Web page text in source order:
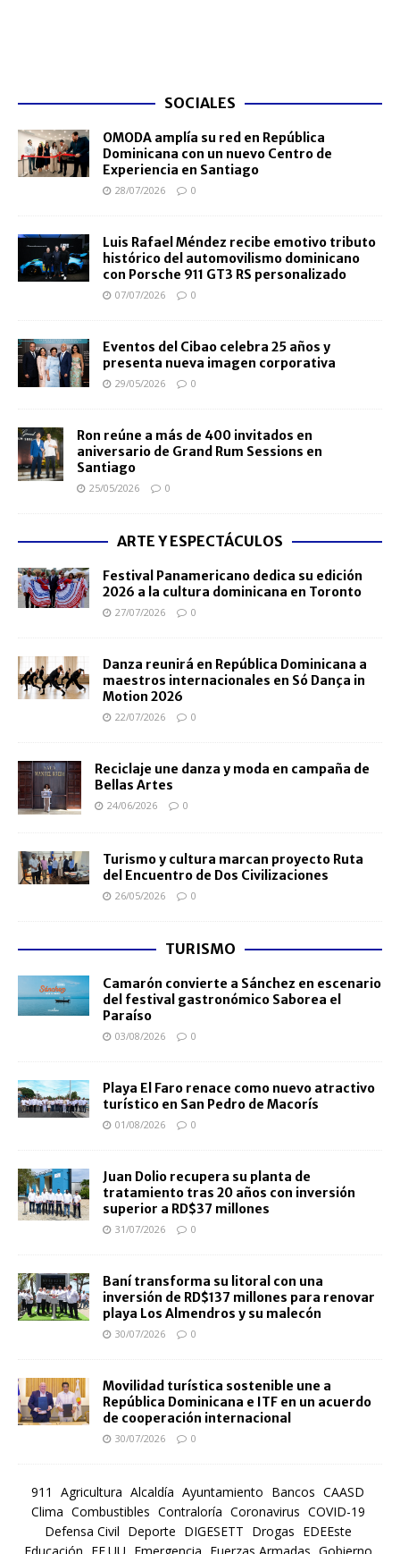
SOCIALES
OMODA amplía su red en República
Dominicana con un nuevo Centro de
Experiencia en Santiago
28/07/2026 0
Luis Rafael Méndez recibe emotivo tributo
histórico del automovilismo dominicano
con Porsche 911 GT3 RS personalizado
07/07/2026 0
Eventos del Cibao celebra 25 años y
presenta nueva imagen corporativa
29/05/2026 0
Ron reúne a más de 400 invitados en
aniversario de Grand Rum Sessions en
Santiago
25/05/2026 0
ARTE Y ESPECTÁCULOS
Festival Panamericano dedica su edición
2026 a la cultura dominicana en Toronto
27/07/2026 0
Danza reunirá en República Dominicana a
maestros internacionales en Só Dança in
Motion 2026
22/07/2026 0
Reciclaje une danza y moda en campaña de
Bellas Artes
24/06/2026 0
Turismo y cultura marcan proyecto Ruta
del Encuentro de Dos Civilizaciones
26/05/2026 0
TURISMO
Camarón convierte a Sánchez en escenario
del festival gastronómico Saborea el
Paraíso
03/08/2026 0
Playa El Faro renace como nuevo atractivo
turístico en San Pedro de Macorís
01/08/2026 0
Juan Dolio recupera su planta de
tratamiento tras 20 años con inversión
superior a RD$37 millones
31/07/2026 0
Baní transforma su litoral con una
inversión de RD$137 millones para renovar
playa Los Almendros y su malecón
30/07/2026 0
Movilidad turística sostenible une a
República Dominicana e ITF en un acuerdo
de cooperación internacional
30/07/2026 0
911 Agricultura Alcaldía Ayuntamiento Bancos CAASD
Clima Combustibles Contraloría Coronavirus COVID-19
Defensa Civil Deporte DIGESETT Drogas EDEEste